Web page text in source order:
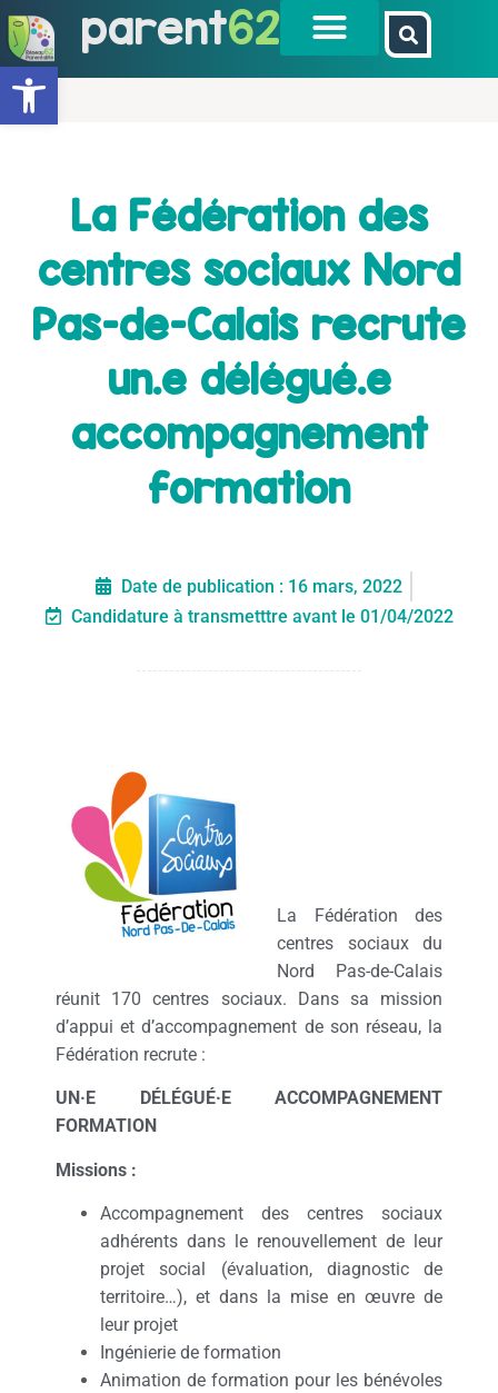
Ouvrir la barre d’outils
parent62
La Fédération des
centres sociaux Nord
Pas-de-Calais recrute
un.e délégué.e
accompagnement
formation
Date de publication : 16 mars, 2022
Candidature à transmetttre avant le 01/04/2022
La Fédération des
centres sociaux du
Nord Pas-de-Calais
réunit 170 centres sociaux. Dans sa mission
d’appui et d’accompagnement de son réseau, la
Fédération recrute :
UN·E DÉLÉGUÉ·E ACCOMPAGNEMENT
FORMATION
Missions :
Accompagnement des centres sociaux
adhérents dans le renouvellement de leur
projet social (évaluation, diagnostic de
territoire…), et dans la mise en œuvre de
leur projet
Ingénierie de formation
Animation de formation pour les bénévoles